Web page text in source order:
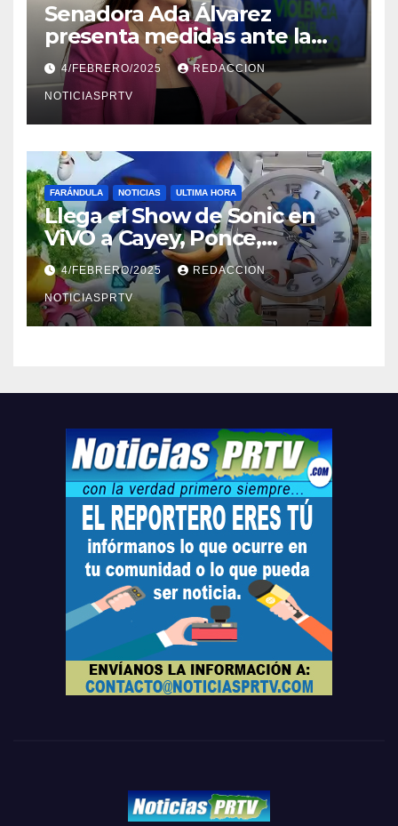
Senadora Ada Álvarez
presenta medidas ante la
violencia en el noviazgo
4/FEBRERO/2025 REDACCION
NOTICIASPRTV
FARÁNDULA NOTICIAS ULTIMA HORA
Llega el Show de Sonic en
ViVO a Cayey, Ponce,
Barceloneta y Humacao,
Relojes gratis para el que
compre ahora….
4/FEBRERO/2025 REDACCION
NOTICIASPRTV